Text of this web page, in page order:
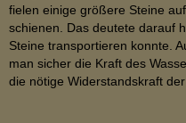
fielen einige größere Steine
schienen. Das deutete darauf
Steine transportieren konnte.
man sicher die Kraft des
die nötige Widerstandskraft der